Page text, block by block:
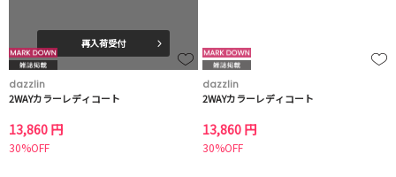
再入荷受付
dazzlin
2WAYカラーレディコート
13,860 円
30%OFF
dazzlin
2WAYカラーレディコート
13,860 円
30%OFF